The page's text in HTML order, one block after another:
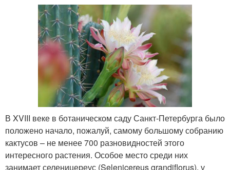
В XVIII веке в ботаническом саду Санкт-Петербурга было
положено начало, пожалуй, самому большому собранию
кактусов – не менее 700 разновидностей этого
интересного растения. Особое место среди них
занимает селеницереус (Selenicereus grandiflorus), у